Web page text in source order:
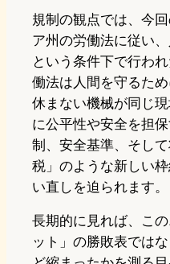
規制の観点では、今
ア州の労働法に従い
という条件下で行わ
働法は人間を守るた
休まない機械が同じ
に公平性や安全を担
制、安全基準、そし
税」のような新しい
い直しを迫られます。
長期的に見れば、こ
ット」の勝敗表では